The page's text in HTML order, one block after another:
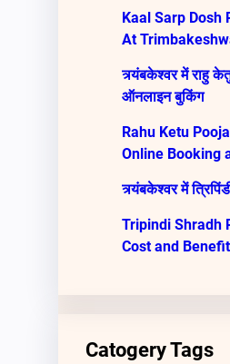
Kaal Sarp
At
त्र्यंबकेश्वर में राहु
ऑनलाइन बुकिंग
Rahu Ketu
Online Booking
त्र्यंबकेश्वर में
Tripindi Shradh
Cost and
Catogery Tags